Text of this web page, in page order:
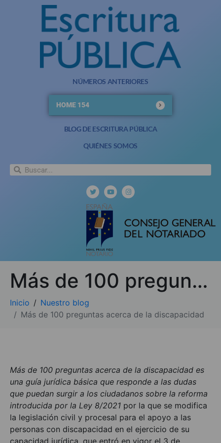
NÚMEROS ANTERIORES
HOME 154
BLOG DE ESCRITURA PÚBLICA
QUIÉNES SOMOS
Más de 100 preguntas acerca de la discapacidad
Inicio
Nuestro blog
Más de 100 preguntas acerca de la discapacidad
Más de 100 preguntas acerca de la discapacidad es
una guía jurídica básica que responde a las dudas
que puedan surgir a los ciudadanos sobre la reforma
introducida por la Ley 8/2021 por la que se modifica
la legislación civil y procesal para el apoyo a las
personas con discapacidad en el ejercicio de su